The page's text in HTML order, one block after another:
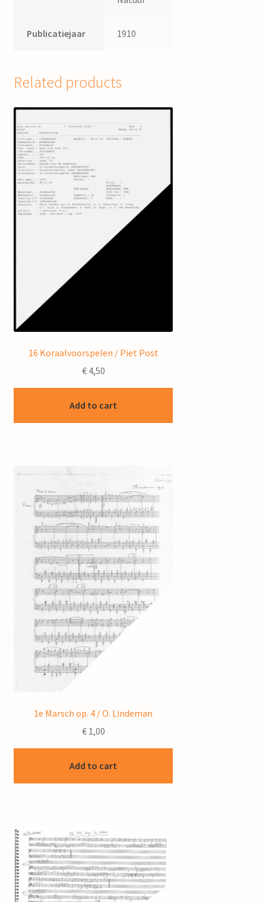
Publicatiejaar 1910
Related products
16 Koraalvoorspelen / Piet Post
€4,50
Add to cart
1e Marsch op. 4 / O. Lindeman
€1,00
Add to cart